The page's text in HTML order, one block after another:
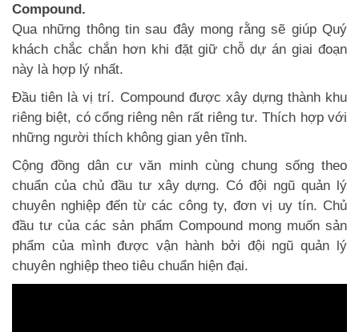
Compound.
Qua những thông tin sau đây mong rằng sẽ giúp Quý
khách chắc chắn hơn khi đặt giữ chỗ dự án giai đoạn
này là hợp lý nhất.
Đầu tiên là vị trí. Compound được xây dựng thành khu
riêng biệt, có cổng riêng nên rất riêng tư. Thích hợp với
những người thích không gian yên tĩnh.
Cộng đồng dân cư văn minh cùng chung sống theo
chuẩn của chủ đầu tư xây dựng. Có đội ngũ quản lý
chuyên nghiệp đến từ các công ty, đơn vị uy tín. Chủ
đầu tư của các sản phẩm Compound mong muốn sản
phẩm của mình được vận hành bởi đội ngũ quản lý
chuyên nghiệp theo tiêu chuẩn hiện đại.